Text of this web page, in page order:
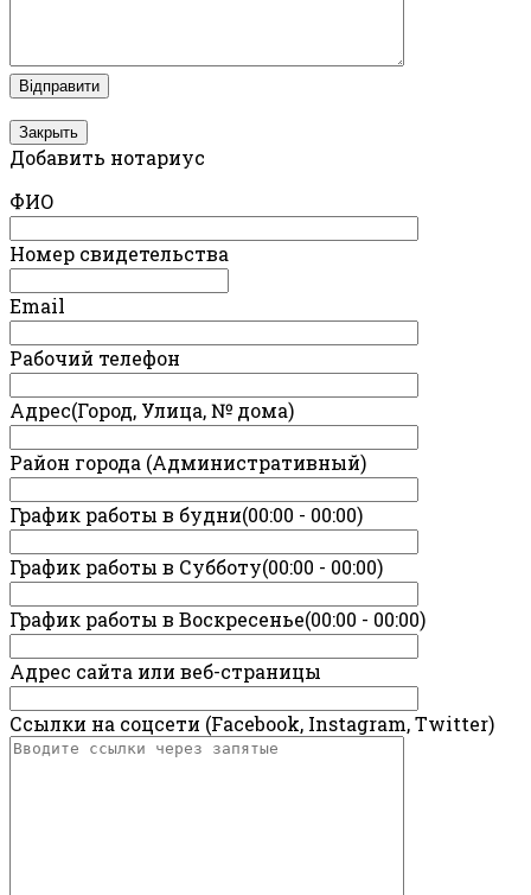
Закрыть
Добавить нотариус
ФИО
Номер свидетельства
Email
Рабочий телефон
Адрес(Город, Улица, № дома)
Район города (Административный)
График работы в будни(00:00 - 00:00)
График работы в Субботу(00:00 - 00:00)
График работы в Воскресенье(00:00 - 00:00)
Адрес сайта или веб-страницы
Ссылки на соцсети (Facebook, Instagram, Twitter)